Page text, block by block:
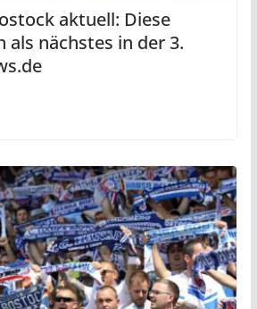
aktuell: Diese
als nächstes in der 3.